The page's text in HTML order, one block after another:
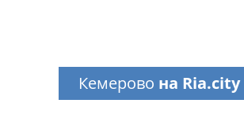
Кемерово на Ria.city